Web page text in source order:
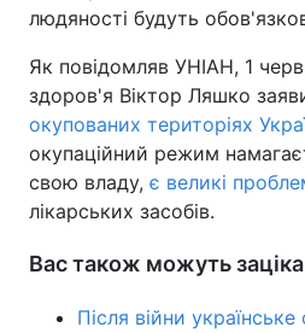
Тема оформлення
людяності будуть
Як повідомляв УНІАН, 1
здоров'я Віктор Ляшко
окупованих територіях
окупаційний режим
свою владу, є великі
лікарських засобів.
Вас також можуть
Після війни